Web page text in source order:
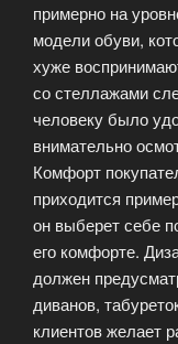
примерно на
модели обуви,
хуже
со стеллажами
человеку было
внимательно
Комфорт
приходится
он выберет себе
его комфорте.
должен
диванов,
клиентов желает